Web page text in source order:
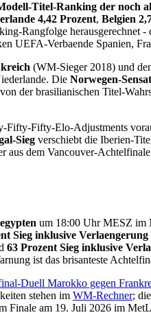
Titel-Ranking der noch
4,42 Prozent, Belgien
Rangfolge herausgerechnet
UEFA-Verbaende Spanien,
(WM-Sieger 2018) und
Die Norwegen-
der brasilianischen Titel-
Fifty-Fifty-Elo-Adjustments
Sieg verschiebt die Iberien-
aus dem Vancouver-Achtelfinale
um 18:00 Uhr MESZ im
Sieg inklusive Verlaengerung
63 Prozent Sieg inklusive
ist das brisanteste
Duell Marokko gegen
stehen im WM-Rechner;
Finale am 19. Juli 2026 im